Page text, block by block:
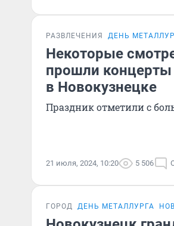
РАЗВЛЕЧЕНИЯ ДЕНЬ
Некоторые
прошли
в Новокузнецке
Праздник отметили с
21 июля, 2024, 10:20 5 506
ГОРОД ДЕНЬ МЕТАЛЛУРГА